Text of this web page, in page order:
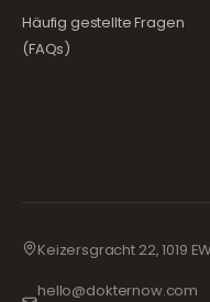
Häufig gestellte Fragen
(FAQs)
Keizersgracht 22, 1019
hello@dokternow.com